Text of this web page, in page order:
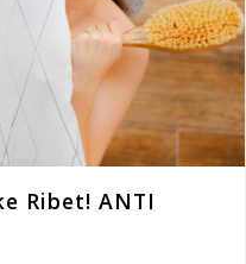
Ribet! ANTI